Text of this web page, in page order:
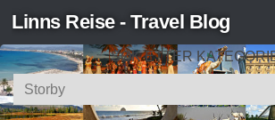
Skip to content
Linns Reise - Travel Blog
SØK ETTER
Søk
etter